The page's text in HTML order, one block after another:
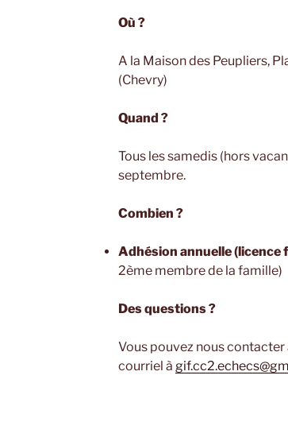
Où ?
A la Maison des Peupliers,
(Chevry)
Quand ?
Tous les samedis (hors
septembre.
Combien ?
Adhésion annuelle (licence
2ème membre de la famille)
Des questions ?
Vous pouvez nous
courriel à